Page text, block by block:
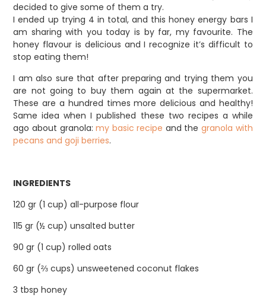
decided to give some of them a try.⁣
I ended up trying 4 in total, and this honey energy bars I
am sharing with you today is by far, my favourite. The
honey flavour is delicious and I recognize it’s difficult to
stop eating them!
I am also sure that after preparing and trying them you
are not going to buy them again at the supermarket.
These are a hundred times more delicious and healthy!
Same idea when I published these two recipes a while
ago about granola:my basic recipe and thegranola with
pecans and goji berries.
INGREDIENTS
120 gr (1 cup) all-purpose flour
115 gr (½ cup) unsalted butter
90 gr (1 cup) rolled oats
60 gr (⅔ cups) unsweetened coconut flakes
3 tbsp honey